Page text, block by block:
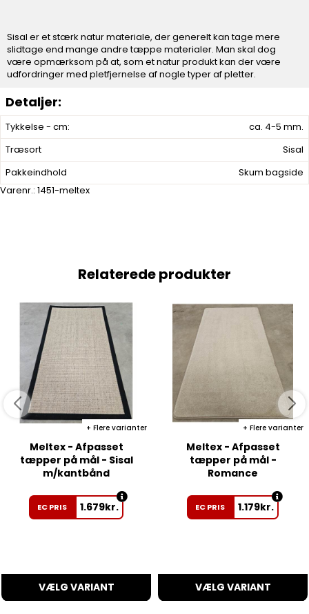
Tykkelse - cm:
ca. 4-5 mm.
Træsort
Sisal
Pakkeindhold
Skum bagside
Varenr.: 1451-meltex
Sisal er et stærk natur materiale, der generelt kan tage mere
slidtage end mange andre tæppe materialer. Man skal dog
være opmærksom på at, som et natur produkt kan der være
udfordringer med pletfjernelse af nogle typer af pletter.
Relaterede produkter
Flere varianter
Meltex - Afpasset
tæpper på mål - Sisal
m/kantbånd
EC PRIS 1.679kr.
VÆLG VARIANT
Flere varianter
Meltex - Afpasset
tæpper på mål -
Romance
EC PRIS 1.179kr.
VÆLG VARIANT